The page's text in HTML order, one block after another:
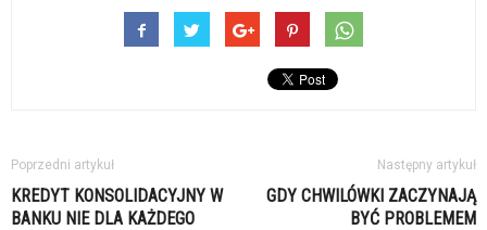
Poprzedni artykuł
KREDYT KONSOLIDACYJNY W
BANKU NIE DLA KAŻDEGO
Następny artykuł
GDY CHWILÓWKI ZACZYNAJĄ
BYĆ PROBLEMEM